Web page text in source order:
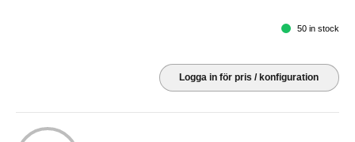
50 in stock
Logga in för pris / konfiguration